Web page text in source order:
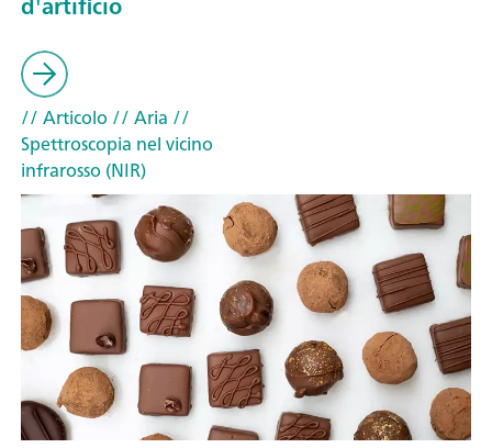
// Articolo // Aria //
Spettroscopia nel vicino
infrarosso (NIR)